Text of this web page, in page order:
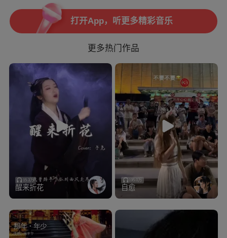
打开App，听更多精彩音乐
打开App，海量曲库任你唱
更多热门作品
15.3万
醒来折花
195.0万
自愈